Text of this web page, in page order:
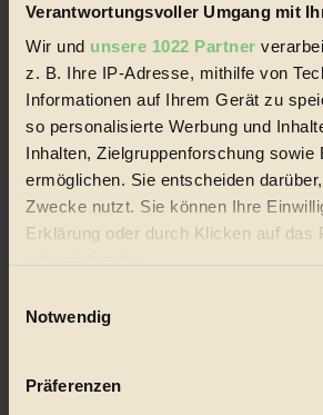
Verantwortungsvoller Umgang mit
Wir und unsere 1022 Partner
z. B. Ihre IP-Adresse, mithilfe von
Informationen auf Ihrem Gerät zu
so personalisierte Werbung und
Inhalten, Zielgruppenforschung
ermöglichen. Sie entscheiden
Zwecke nutzt. Sie können Ihre
Erklärung oder durch Klicken auf das
Wenn Sie es erlauben, würden wir
Ihr Gerät durch aktives
Notwendig
Präferenzen
Handels mit Bioprodukten, des Fair-Trade
alternativer Energien.
Social Media
22.601 Fans auf Facebook
Folge uns auf Instagram
Themen
Bio
#
Vegan